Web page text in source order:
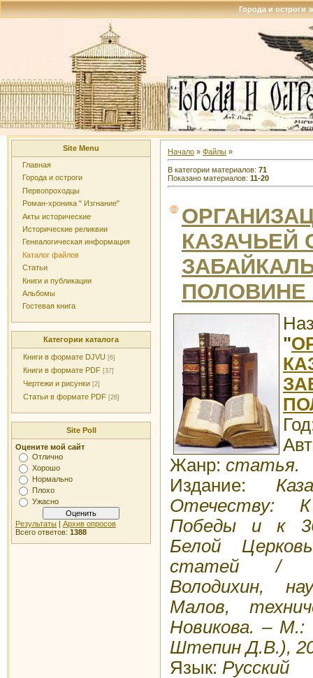
Города и остроги
Site Menu
Главная
Города и остроги
Первопроходцы
Роман-хроника " Изгнание"
Акты исторические
Исторические реликвии
Генеалогическая информация
Каталог файлов
Статьи
Книги и публикации
Альбомы
Гостевая книга
Категории каталога
Книги в формате DJVU [6]
Книги в формате PDF [37]
Чертежи и рисунки [2]
Статьи в формате PDF [26]
Site Poll
Оцените мой сайт
Отлично
Хорошо
Нормально
Плохо
Ужасно
Результаты | Архив опросов
Всего ответов: 1388
Начало » Файлы »
В категории материалов: 71
Показано материалов: 11-20
КАЗАЧЬЕЙ
ПОЛОВИНЕ
"
Жанр: статья.
Издание:
Отечеству:
Победы и к
Белой
статей /
Володихин,
Малов,
Новикова. –
Штепин Д.В.),
Язык: Русский